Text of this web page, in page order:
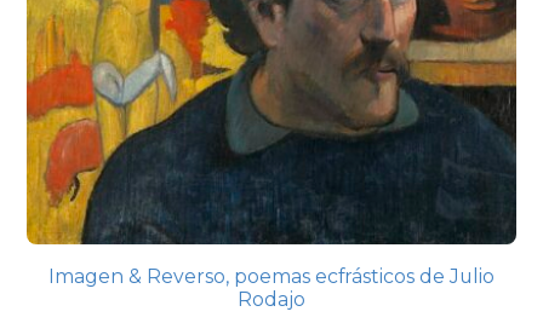
Imagen & Reverso, poemas ecfrásticos de Julio
Rodajo